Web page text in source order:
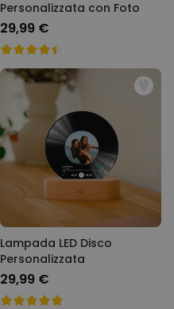
Personalizzata con Foto
29,99 €
Lampada LED Disco
Personalizzata
29,99 €